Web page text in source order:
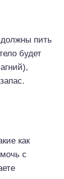
должны пить
будет
как
с